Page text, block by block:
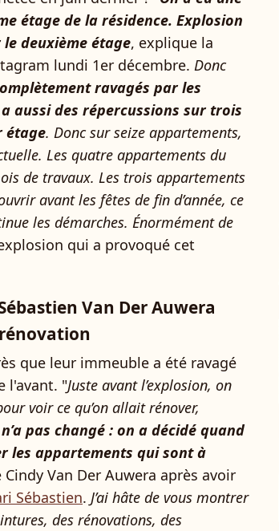
étage de la résidence. Explosion
deuxième étage, explique la
lundi 1er décembre. Donc
ravagés par les
aussi des répercussions sur trois
étage. Donc sur seize appartements,
Les quatre appartements du
de travaux. Les trois appartements
avant les fêtes de fin d’année, ce
les démarches. Énormément de
qui a provoqué cet
Van Der Auwera
que leur immeuble a été ravagé
l'avant. "Juste avant l’explosion, on
voir ce qu’on allait rénover,
pas changé : on a décidé quand
les appartements qui sont à
Cindy Van Der Auwera après avoir
Sébastien. J’ai hâte de vous montrer
des rénovations, des